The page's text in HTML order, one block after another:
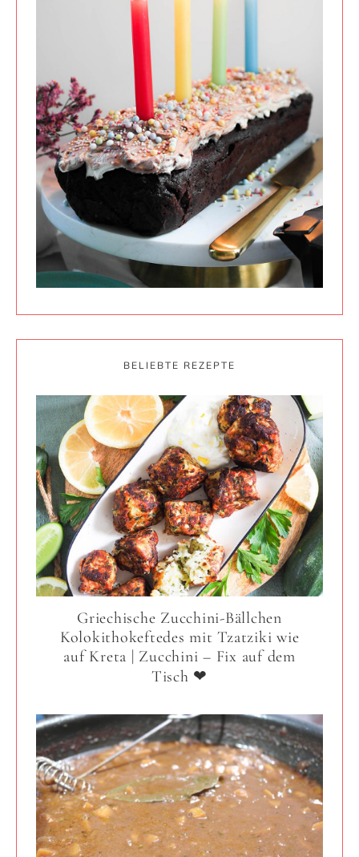
BELIEBTE REZEPTE
Griechische Zucchini-Bällchen
Kolokithokeftedes mit Tzatziki wie
auf Kreta | Zucchini – Fix auf dem
Tisch ❤